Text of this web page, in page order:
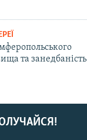
та занедбаність